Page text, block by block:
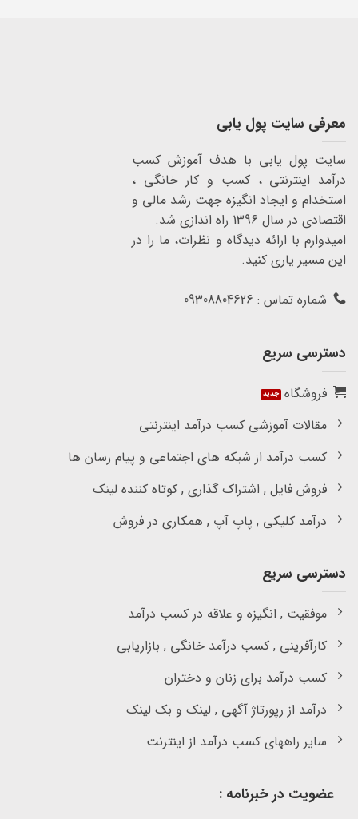
معرفی سایت پول یابی
سایت پول یابی با هدف آموزش کسب
درآمد اینترنتی ، کسب و کار خانگی ،
استخدام و ایجاد انگیزه جهت رشد مالی و
اقتصادی در سال 1396 راه اندازی شد.
امیدوارم با ارائه دیدگاه و نظرات، ما را در
این مسیر یاری کنید.
شماره تماس : 09308804626
دسترسی سریع
فروشگاه
مقالات آموزشی کسب درآمد اینترنتی
کسب درآمد از شبکه های اجتماعی و پیام رسان ها
فروش فایل , اشتراک گذاری , کوتاه کننده لینک
درآمد کلیکی , پاپ آپ , همکاری در فروش
دسترسی سریع
موفقیت , انگیزه و علاقه در کسب درآمد
کارآفرینی , کسب درآمد خانگی , بازاریابی
کسب درآمد برای زنان و دختران
درآمد از رپورتاژ آگهی , لینک و بک لینک
سایر راههای کسب درآمد از اینترنت
عضویت در خبرنامه :